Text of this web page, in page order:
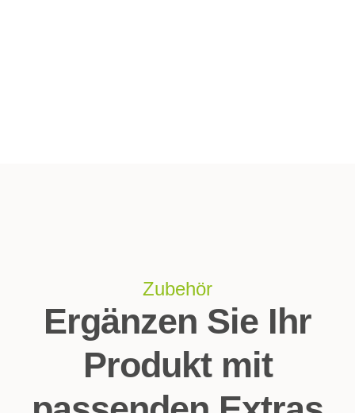
Zubehör
Ergänzen Sie Ihr
Produkt mit